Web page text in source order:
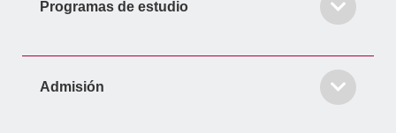
Programas de estudio
Admisión